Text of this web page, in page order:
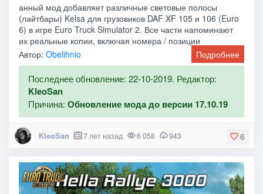
анный мод добавляет различные световые полосы
(лайтбары) Kelsa для грузовиков DAF XF 105 и 106 (Euro
6) в игре Euro Truck Simulator 2. Все части напоминают
их реальные копии, включая номера / позиции
Автор:Obelihnio Подробнее
Последнее обновление: 22-10-2019. Редактор:
KleoSan
Причина:Обновление мода до версии 17.10.19
6
KleoSan 7 лет назад 6 058 943